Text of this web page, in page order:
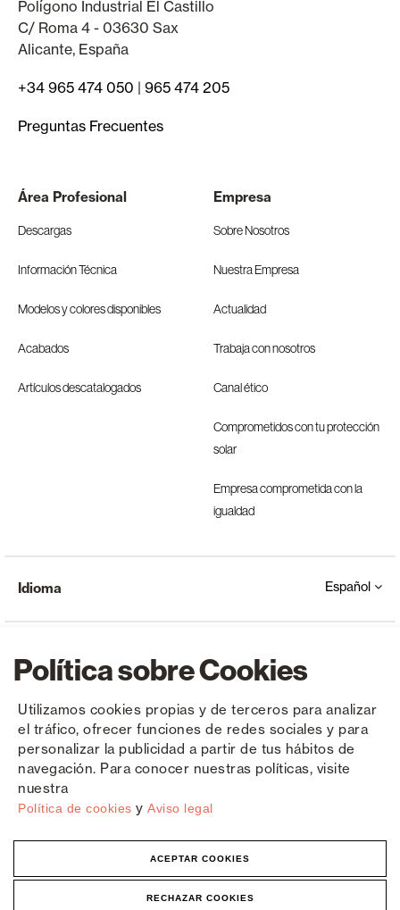
Política sobre Cookies
Utilizamos cookies propias y de terceros para analizar
el tráfico, ofrecer funciones de redes sociales y para
personalizar la publicidad a partir de tus hábitos de
navegación. Para conocer nuestras políticas, visite
nuestra
Política de cookies y Aviso legal
ACEPTAR COOKIES
RECHAZAR COOKIES
Polígono Industrial El Castillo
C/ Roma 4 - 03630 Sax
Alicante, España
+34 965 474 050 | 965 474 205
Preguntas Frecuentes
Área Profesional
Descargas
Información Técnica
Modelos y colores disponibles
Acabados
Artículos descatalogados
Empresa
Sobre Nosotros
Nuestra Empresa
Actualidad
Trabaja con nosotros
Canal ético
Comprometidos con tu protección
solar
Empresa comprometida con la
igualdad
Copyright © Saxun 2023 - 2026 Política de privacidad Aviso legal Cookies
Idioma Español